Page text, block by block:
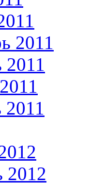
2011
2011
2011
2012